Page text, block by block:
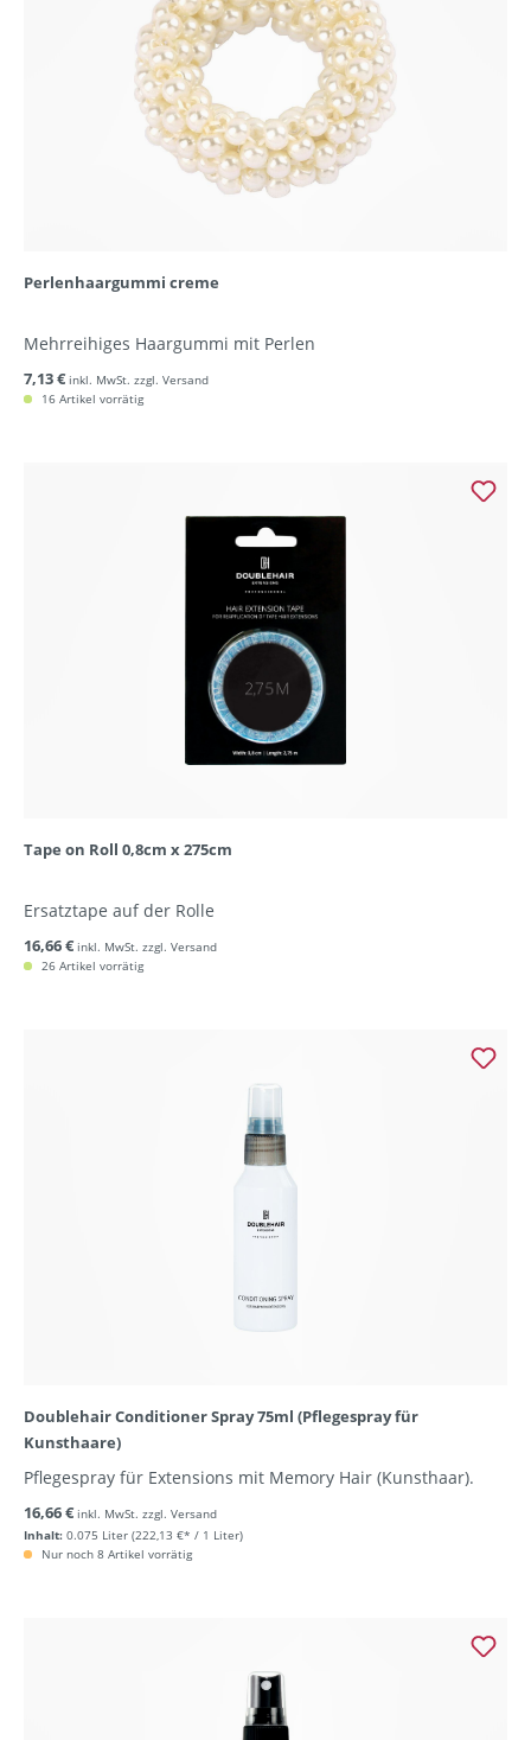
Perlenhaargummi creme
Mehrreihiges Haargummi mit Perlen
7,13 € inkl. MwSt. zzgl. Versand
16 Artikel vorrätig
Tape on Roll 0,8cm x 275cm
Ersatztape auf der Rolle
16,66 € inkl. MwSt. zzgl. Versand
26 Artikel vorrätig
Doublehair Conditioner Spray 75ml (Pflegespray für
Kunsthaare)
Pflegespray für Extensions mit Memory Hair (Kunsthaar).
Inhalt: 0.075 Liter (222,13 €* / 1 Liter)
16,66 € inkl. MwSt. zzgl. Versand
Nur noch 8 Artikel vorrätig